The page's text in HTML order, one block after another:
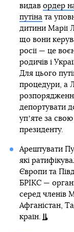
видав ордер
путіната
дитини Марії
що вони
росії — це
родичів і
Для цього
процедури, а
депортувати
упʼяте за
президенту.
Арештувати
які
Європи та
БРІКС —
серед членів
Афганістан,
країн.